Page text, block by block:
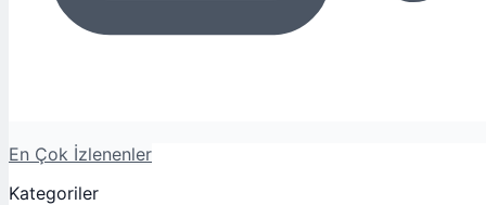
En Çok İzlenenler
Kategoriler